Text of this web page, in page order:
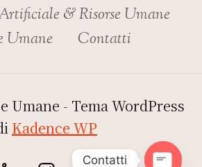
& Risorse Umane
Umane
Contatti
Umane - Tema WordPress
Kadence WP
Contatti